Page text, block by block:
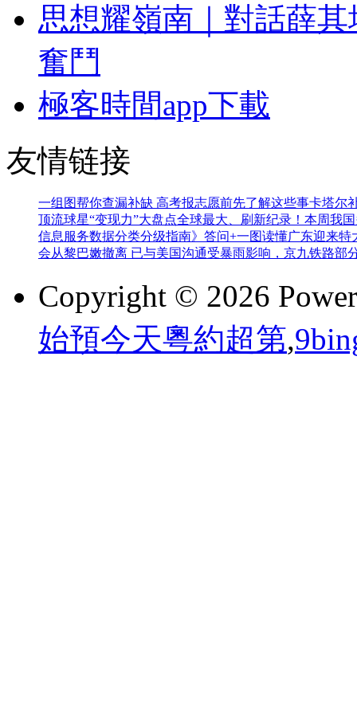
思想耀嶺南｜對話薛
奮鬥
極客時間app下載
友情链接
一组图帮你查漏补缺 高考报志愿前先了解这些事卡塔尔
顶流球星“变现力”大盘点全球最大、刷新纪录！本周我
信息服务数据分类分级指南》答问+一图读懂广东迎来特
会从黎巴嫩撤离 已与美国沟通受暴雨影响，京九铁路部
Copyright © 2026
始預今天粵約超第,